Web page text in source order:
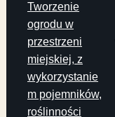
Tworzenie
ogrodu w
przestrzeni
miejskiej, z
wykorzystanie
m pojemników,
roślinności